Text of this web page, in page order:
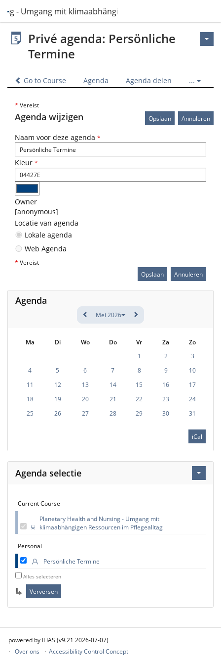
- Umgang mit klimaabhängigen Ressourcen im
Privé agenda: Persönliche
Termine
Go to Course Agenda Agenda delen ...
* Vereist
Agenda wijzigen
Naam voor deze agenda *
Kleur *
Owner
[anonymous]
Locatie van agenda
Lokale agenda
Web Agenda
* Vereist
Agenda
Mei 2026
Ma Di Wo Do Vr Za
Zo
1
2
3
4
5 6 7 8 9
10
11
12 13 14 15 16
17
18
19 20 21 22 23
24
25
26 27 28 29 30 31
iCal
Agenda selectie
Current Course
Planetary Health and Nursing - Umgang mit
klimaabhängigen Ressourcen im Pflegealltag
Personal
Persönliche Termine
Alles selecteren
powered by ILIAS (v9.21 2026-07-07)
Over ons
Accessibility Control Concept